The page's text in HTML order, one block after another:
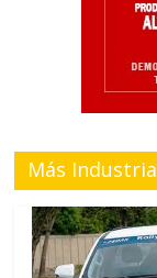
Más Industria